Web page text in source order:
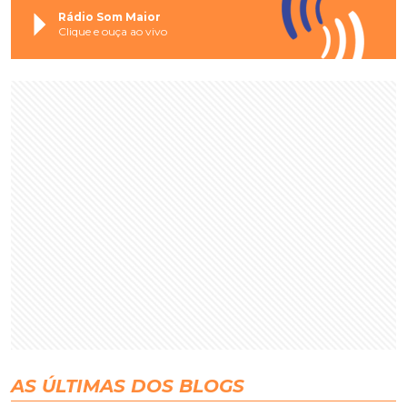
Rádio Som Maior
Clique e ouça ao vivo
AS ÚLTIMAS DOS BLOGS